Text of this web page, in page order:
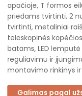
apačioje, T formos
priedams tvirtinti, 2
tvirtinti, metaliniai
teleskopinės
batams, LED
reguliavimu ir
montavimo rinkinys
Galimas pagal